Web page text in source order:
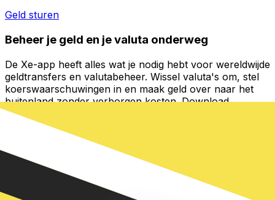
Geld sturen
Beheer je geld en je valuta onderweg
De Xe-app heeft alles wat je nodig hebt voor wereldwijde
geldtransfers en valutabeheer. Wissel valuta's om, stel
koerswaarschuwingen in en maak geld over naar het
buitenland zonder verborgen kosten. Download
vandaag nog!